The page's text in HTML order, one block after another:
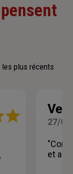
plus récents
27/
et